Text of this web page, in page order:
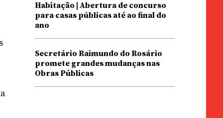
Habitação | Abertura de concurso
para casas públicas até ao final do
ano
Secretário Raimundo do Rosário
promete grandes mudanças nas
Obras Públicas